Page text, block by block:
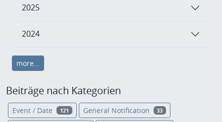
2025
2024
more...
Beiträge nach Kategorien
Event / Date 121 General Notification 33